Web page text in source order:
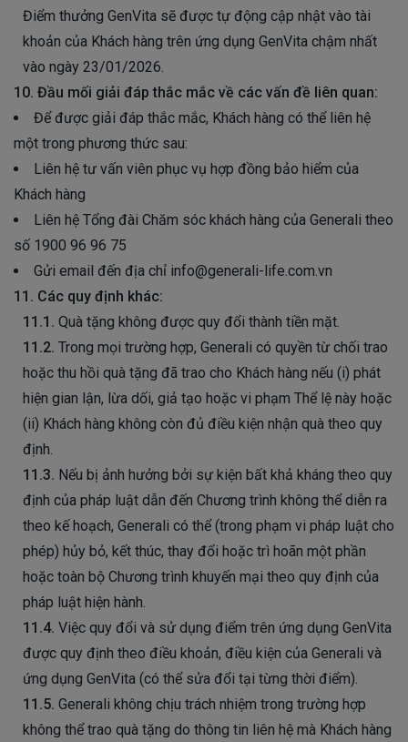
Điểm thưởng GenVita sẽ được tự động cập nhật vào tài
khoản của Khách hàng trên ứng dụng GenVita chậm nhất
vào ngày 23/01/2026.
10. Đầu mối giải đáp thắc mắc về các vấn đề liên quan:
Để được giải đáp thắc mắc, Khách hàng có thể liên hệ
một trong phương thức sau:
Liên hệ tư vấn viên phục vụ hợp đồng bảo hiểm của
Khách hàng
Liên hệ Tổng đài Chăm sóc khách hàng của Generali theo
số 1900 96 96 75
Gửi email đến địa chỉ info@generali-life.com.vn
11. Các quy định khác:
11.1. Quà tặng không được quy đổi thành tiền mặt.
11.2. Trong mọi trường hợp, Generali có quyền từ chối trao
hoặc thu hồi quà tặng đã trao cho Khách hàng nếu (i) phát
hiện gian lận, lừa dối, giả tạo hoặc vi phạm Thể lệ này hoặc
(ii) Khách hàng không còn đủ điều kiện nhận quà theo quy
định.
11.3. Nếu bị ảnh hưởng bởi sự kiện bất khả kháng theo quy
định của pháp luật dẫn đến Chương trình không thể diễn ra
theo kế hoạch, Generali có thể (trong phạm vi pháp luật cho
phép) hủy bỏ, kết thúc, thay đổi hoặc trì hoãn một phần
hoặc toàn bộ Chương trình khuyến mại theo quy định của
pháp luật hiện hành.
11.4. Việc quy đổi và sử dụng điểm trên ứng dụng GenVita
được quy định theo điều khoản, điều kiện của Generali và
ứng dụng GenVita (có thể sửa đổi tại từng thời điểm).
11.5. Generali không chịu trách nhiệm trong trường hợp
không thể trao quà tặng do thông tin liên hệ mà Khách hàng